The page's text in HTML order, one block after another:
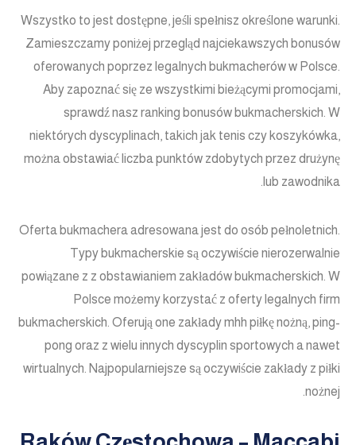
Wszystko to jest dostępne, jeśli spełnisz określone warunki.
Zamieszczamy poniżej przegląd najciekawszych bonusów
oferowanych poprzez legalnych bukmacherów w Polsce.
Aby zapoznać się ze wszystkimi bieżącymi promocjami,
sprawdź nasz ranking bonusów bukmacherskich. W
niektórych dyscyplinach, takich jak tenis czy koszykówka,
można obstawiać liczba punktów zdobytych przez drużynę
lub zawodnika.
Oferta bukmachera adresowana jest do osób pełnoletnich.
Typy bukmacherskie są oczywiście nierozerwalnie
powiązane z z obstawianiem zakładów bukmacherskich. W
Polsce możemy korzystać z oferty legalnych firm
bukmacherskich. Oferują one zakłady mhh piłkę nożną, ping-
pong oraz z wielu innych dyscyplin sportowych a nawet
wirtualnych. Najpopularniejsze są oczywiście zakłady z piłki
nożnej.